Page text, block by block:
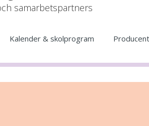
samarbetspartners
Kalender & skolprogram